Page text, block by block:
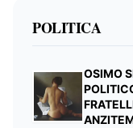
POLITICA
OSIMO